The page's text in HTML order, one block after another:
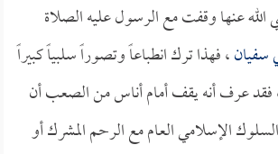
عنها وقفت مع الرسول عليه الصلاة
سفيان، فهذا ترك انطباعاً وتصوراً سلبياً كبيراً
فقد عرف أنه يقف أمام أناس من الصعب أن
الإسلامي العام مع الرحم المشرك أو